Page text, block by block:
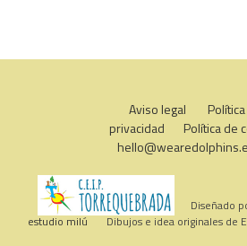
Aviso legal
privacidad
Política de
Diseñado
estudio milú Dibujos e idea originales de